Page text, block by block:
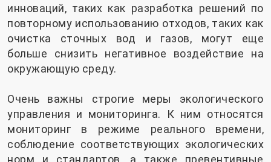
инноваций, таких как разработка решений по
повторному использованию отходов, таких как
очистка сточных вод и газов, могут еще
больше снизить негативное воздействие на
окружающую среду.
Очень важны строгие меры экологического
управления и мониторинга. К ним относятся
мониторинг в режиме реального времени,
соблюдение соответствующих экологических
норм и стандартов, а также превентивные